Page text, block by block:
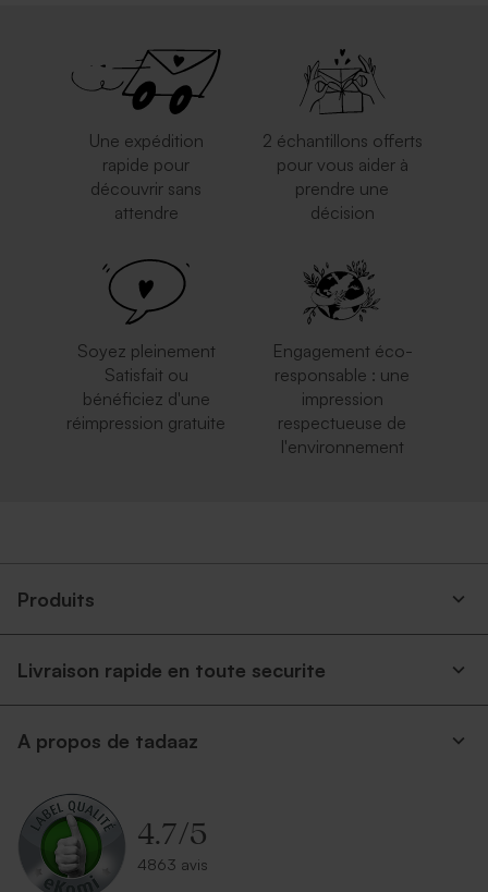
Une expédition
rapide pour
découvrir sans
attendre
2 échantillons offerts
pour vous aider à
prendre une
décision
Soyez pleinement
Satisfait ou
bénéficiez d'une
réimpression gratuite
Engagement éco-
responsable : une
impression
respectueuse de
l'environnement
Produits
Livraison rapide en toute securite
A propos de tadaaz
4.7/5
4863 avis